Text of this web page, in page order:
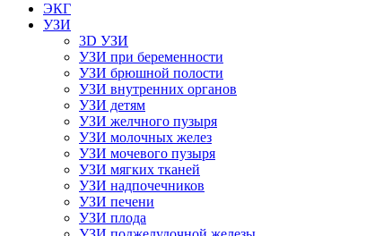
ЭКГ
УЗИ
3D УЗИ
УЗИ при беременности
УЗИ брюшной полости
УЗИ внутренних органов
УЗИ детям
УЗИ желчного пузыря
УЗИ молочных желез
УЗИ мочевого пузыря
УЗИ мягких тканей
УЗИ надпочечников
УЗИ печени
УЗИ плода